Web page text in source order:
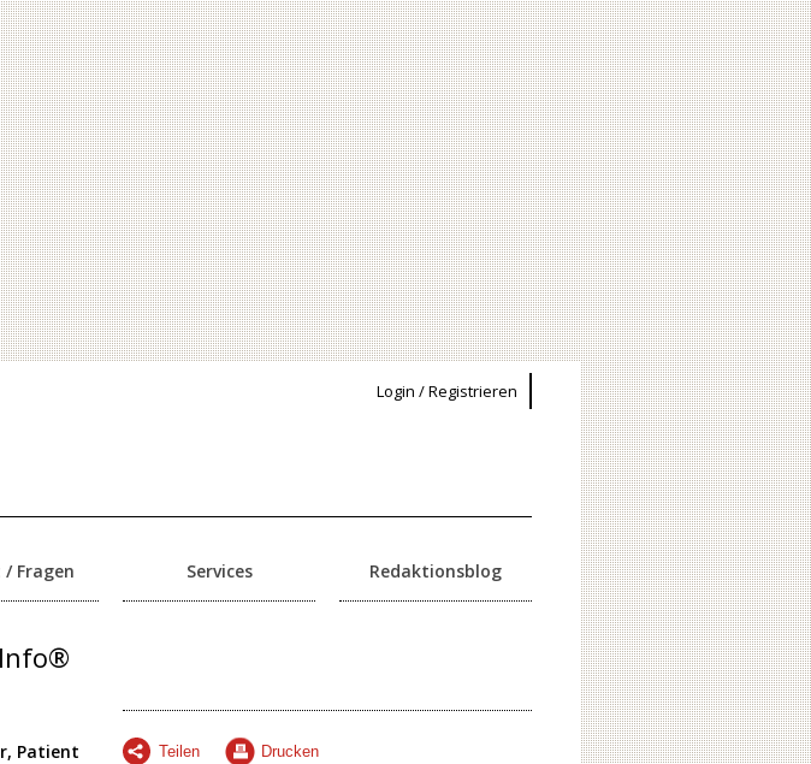
Login / Registrieren
Fragen Services Redaktionsblog
Patient
Teilen Drucken